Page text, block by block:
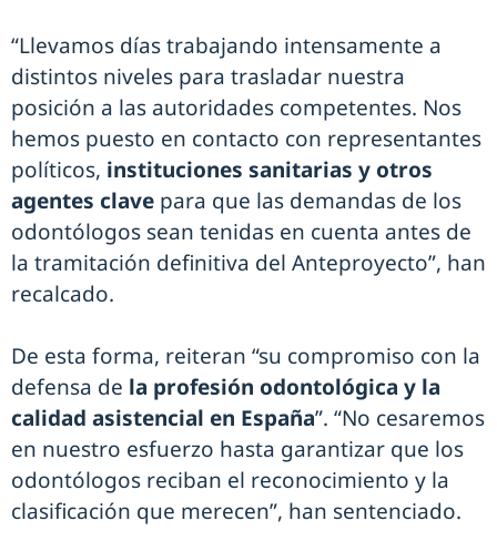
“Llevamos días trabajando intensamente a
distintos niveles para trasladar nuestra
posición a las autoridades competentes. Nos
hemos puesto en contacto con representantes
políticos, instituciones sanitarias y otros
agentes clave para que las demandas de los
odontólogos sean tenidas en cuenta antes de
la tramitación definitiva del Anteproyecto”, han
recalcado.
De esta forma, reiteran “su compromiso con la
defensa de la profesión odontológica y la
calidad asistencial en España”. “No cesaremos
en nuestro esfuerzo hasta garantizar que los
odontólogos reciban el reconocimiento y la
clasificación que merecen”, han sentenciado.